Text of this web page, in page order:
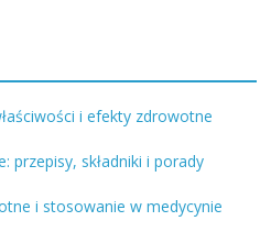
i efekty zdrowotne
przepisy, składniki i porady
i stosowanie w medycynie